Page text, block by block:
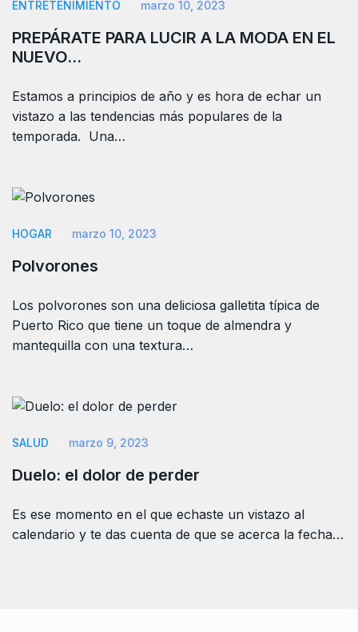
ENTRETENIMIENTO marzo 10, 2023
PREPÁRATE PARA LUCIR A LA MODA EN EL
NUEVO…
Estamos a principios de año y es hora de echar un
vistazo a las tendencias más populares de la
temporada. Una…
HOGAR marzo 10, 2023
Polvorones
Los polvorones son una deliciosa galletita típica de
Puerto Rico que tiene un toque de almendra y
mantequilla con una textura…
SALUD marzo 9, 2023
Duelo: el dolor de perder
Es ese momento en el que echaste un vistazo al
calendario y te das cuenta de que se acerca la fecha…